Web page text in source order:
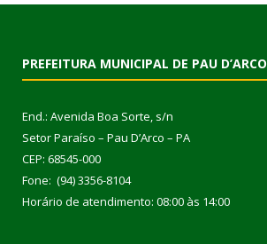
PREFEITURA MUNICIPAL DE PAU D’ARCO
End.: Avenida Boa Sorte, s/n
Setor Paraíso – Pau D’Arco – PA
CEP: 68545-000
Fone: (94) 3356-8104
Horário de atendimento: 08:00 às 14:00